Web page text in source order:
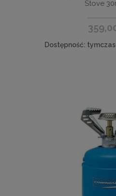
Stove
Dostępność: